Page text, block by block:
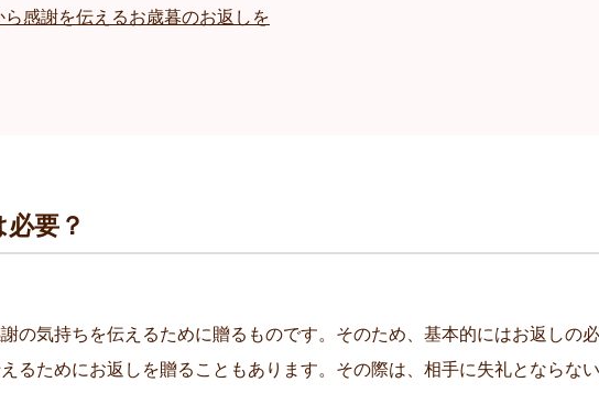
ら感謝を伝えるお歳暮のお返しを
要？
の気持ちを伝えるために贈るものです。そのため、基本的にはお返しの必
るためにお返しを贈ることもあります。その際は、相手に失礼とならな